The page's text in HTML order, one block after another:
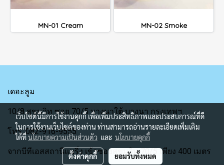
MN-01 Cream MN-02 Smoke
เดอะลูม
10/8 สุขุมวิท ซอย 70/5 บางนาใต้ บางนา กรุงเทพฯ
โทร. 082-916-9555
จากบีทีเอสสถานีแบริ่ง เข้าซอยสุขุมวิท 70/5 เพียง 400 เมตร
เว็บไซต์นี้มีการใช้งานคุกกี้ เพื่อเพิ่มประสิทธิภาพและประสบการณ์ที่ดี
ในการใช้งานเว็บไซต์ของท่าน ท่านสามารถอ่านรายละเอียดเพิ่มเติม
ได้ที่นโยบายความเป็นส่วนตัว และ นโยบายคุกกี้
ตั้งค่าคุกกี้ ยอมรับทั้งหมด